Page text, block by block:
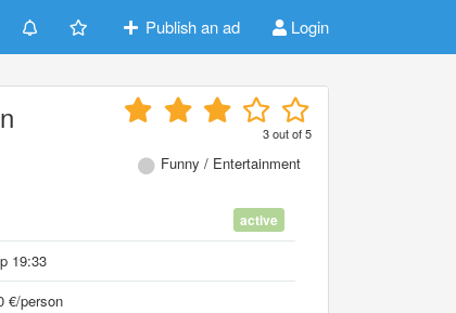
Publish an ad Login
3out of5
Funny / Entertainment
active
19:33
€/person